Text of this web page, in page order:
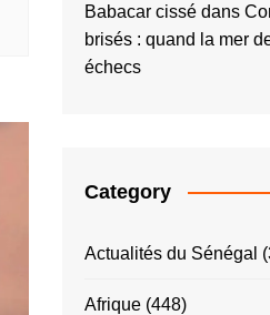
Babacar cissé dans
brisés : quand la mer
échecs
Category
Actualités du Sénégal
Afrique (448)